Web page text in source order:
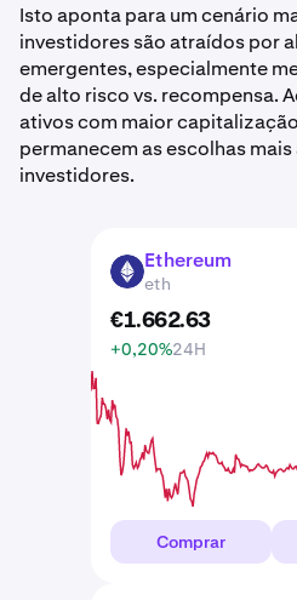
Isto aponta para um cenário
investidores são atraídos por
emergentes, especialmente
de alto risco vs. recompensa.
ativos com maior
permanecem as escolhas
investidores.
ETH Ethereum
eth
€1.662.63
+0,20%24H
Comprar